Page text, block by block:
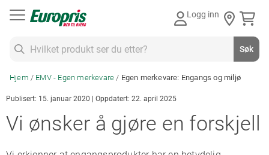
Logg inn
Søk
Hjem EMV - Egen merkevare Egen merkevare: Engangs og miljø
Publisert: 15. januar 2020 | Oppdatert: 22. april 2025
Vi ønsker å gjøre en forskjell